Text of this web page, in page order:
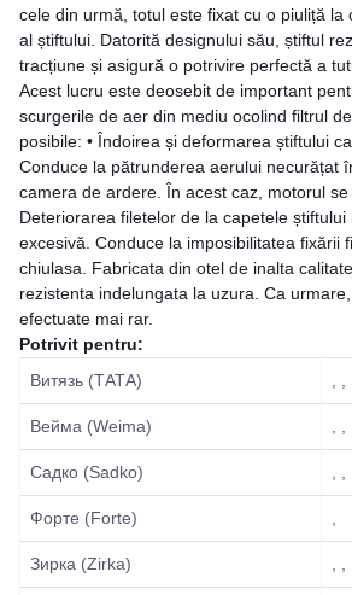
cele din urmă, totul este fixat cu o piuliță la
al știftului. Datorită designului său, știftul
tracțiune și asigură o potrivire perfectă a
Acest lucru este deosebit de important
scurgerile de aer din mediu ocolind filtrul
posibile: • Îndoirea și deformarea știftului
Conduce la pătrunderea aerului necurățat
camera de ardere. În acest caz, motorul se
Deteriorarea filetelor de la capetele știftului
excesivă. Conduce la imposibilitatea fixării
chiulasa. Fabricata din otel de inalta
rezistenta indelungata la uzura. Ca
efectuate mai rar.
Potrivit pentru:
Витязь (ТАТА)
Вейма (Weima)
Садко (Sadko)
Форте (Forte)
Зирка (Zirka)